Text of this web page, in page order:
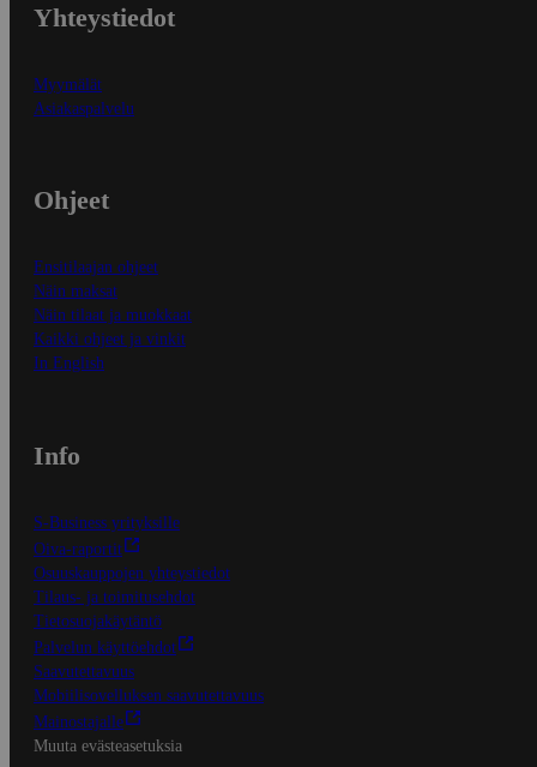
Yhteystiedot
Myymälät
Asiakaspalvelu
Ohjeet
Ensitilaajan ohjeet
Näin maksat
Näin tilaat ja muokkaat
Kaikki ohjeet ja vinkit
In English
Info
S-Business yrityksille
Oiva-raportit
Osuuskauppojen yhteystiedot
Tilaus- ja toimitusehdot
Tietosuojakäytäntö
Palvelun käyttöehdot
Saavutettavuus
Mobiilisovelluksen saavutettavuus
Mainostajalle
Muuta evästeasetuksia